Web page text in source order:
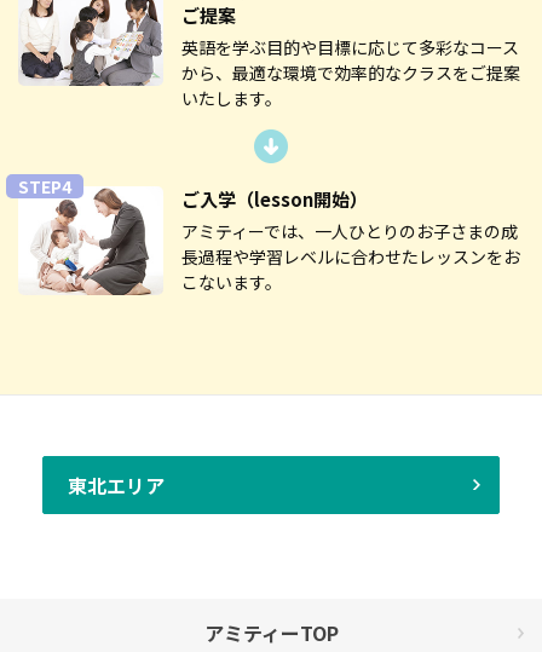
ご提案
英語を学ぶ目的や目標に応じて多彩なコース
から、最適な環境で効率的なクラスをご提案
いたします。
STEP4 ご入学 （lesson開始）
アミティーでは、一人ひとりのお子さまの成
長過程や学習レベルに合わせたレッスンをお
こないます。
東北エリア
アミティーTOP